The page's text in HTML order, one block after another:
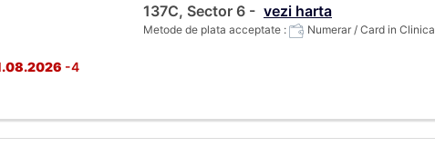
-4
137C, Sector 6 - vezi harta
Metode de plata acceptate : Numerar / Card in Clinica